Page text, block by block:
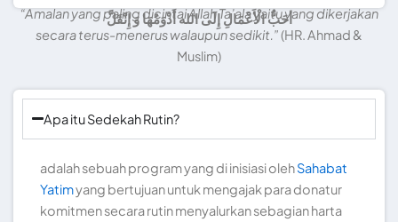
أحَبُّ الْأَعْمَالِ إِلَى الله أَدْوَمُهَا وَ إِنْقَلَّ
“Amalan yang paling dicintai Allah Ta’ala yaitu yang dikerjakan
secara terus-menerus walaupun sedikit.”(HR. Ahmad &
Muslim)
Apa itu Sedekah Rutin?
adalah sebuah program yang di inisiasi olehSahabat
Yatimyang bertujuan untuk mengajak para donatur
komitmen secara rutin menyalurkan sebagian harta